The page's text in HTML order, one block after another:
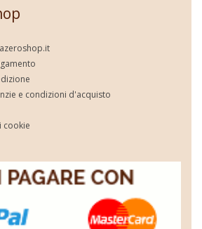
e condizioni d'acquisto
cookie